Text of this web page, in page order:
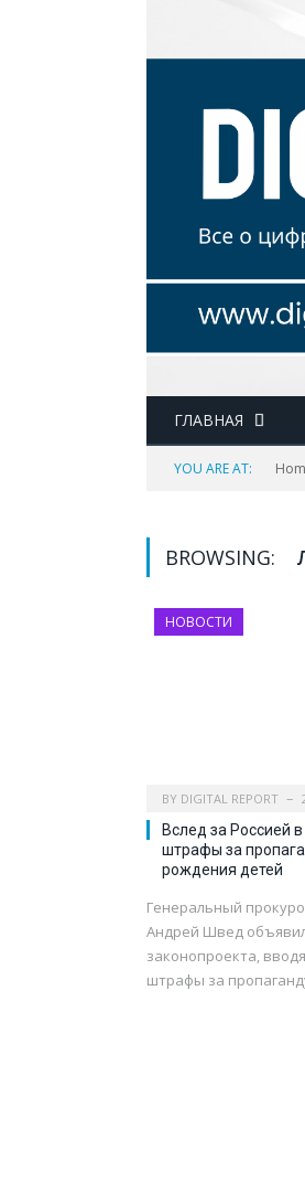
ГЛАВНАЯ
YOU ARE AT:
BROWSING:
НОВОСТИ
BY DIGITAL REPORT
Вслед за Россией
штрафы за
рождения детей
Генеральный
Андрей Швед
законопроекта,
штрафы за